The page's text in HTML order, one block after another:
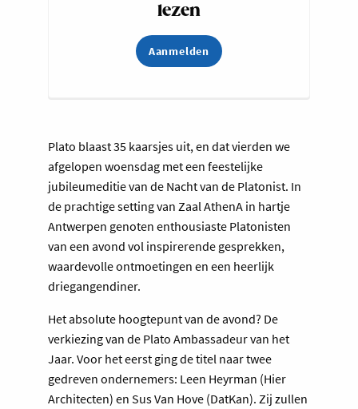
lezen
Aanmelden
Plato blaast 35 kaarsjes uit, en dat vierden we
afgelopen woensdag met een feestelijke
jubileumeditie van de Nacht van de Platonist. In
de prachtige setting van Zaal AthenA in hartje
Antwerpen genoten enthousiaste Platonisten
van een avond vol inspirerende gesprekken,
waardevolle ontmoetingen en een heerlijk
driegangendiner.
Het absolute hoogtepunt van de avond? De
verkiezing van de Plato Ambassadeur van het
Jaar. Voor het eerst ging de titel naar twee
gedreven ondernemers: Leen Heyrman (Hier
Architecten) en Sus Van Hove (DatKan). Zij zullen